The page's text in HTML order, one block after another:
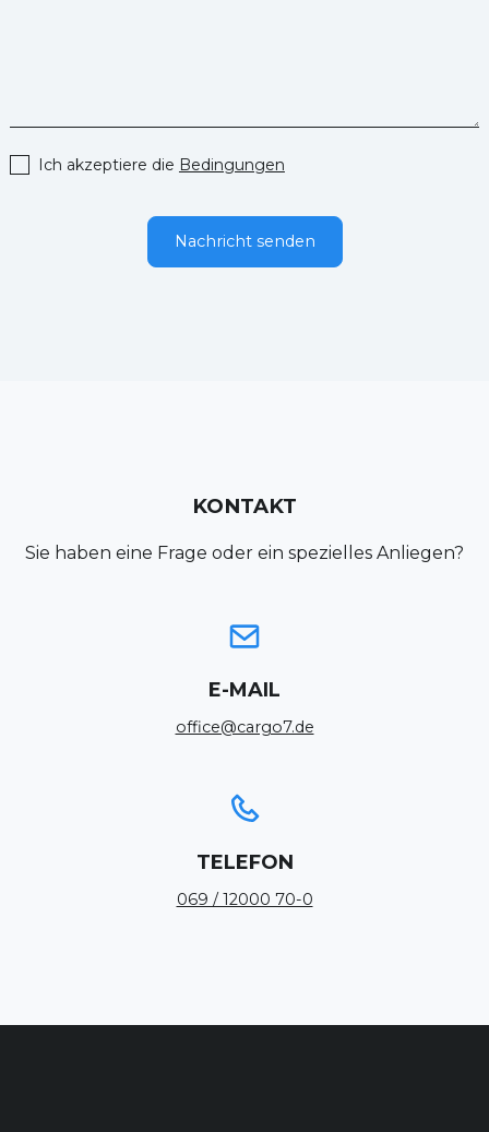
Ich akzeptiere die Bedingungen
KONTAKT
Sie haben eine Frage oder ein spezielles Anliegen?
E-MAIL
office@cargo7.de
TELEFON
069 / 12000 70-0